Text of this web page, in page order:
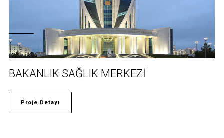
BAKANLIK SAĞLIK MERKEZİ
Proje Detayı